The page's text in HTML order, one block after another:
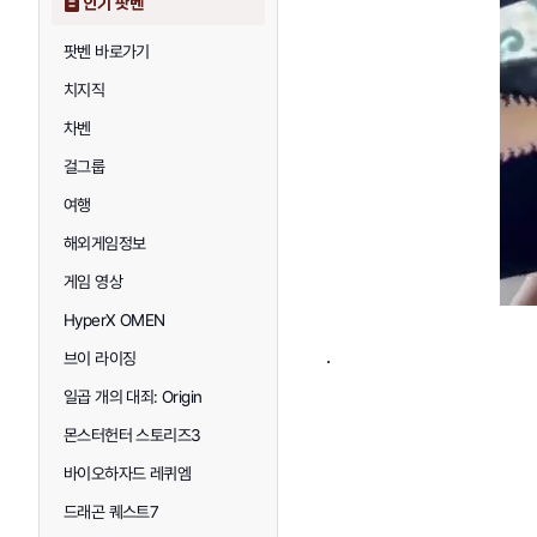
인기 팟벤
팟벤 바로가기
치지직
차벤
걸그룹
여행
해외게임정보
게임 영상
HyperX OMEN
브이 라이징
일곱 개의 대죄: Origin
몬스터헌터 스토리즈3
바이오하자드 레퀴엠
드래곤 퀘스트7
.